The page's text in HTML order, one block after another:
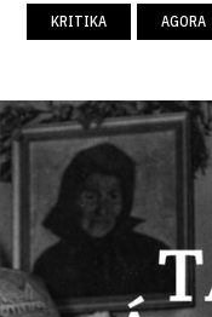
KRITIKA AGORA